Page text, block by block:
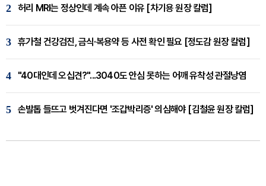
2 허리 MRI는 정상인데 계속 아픈 이유 [차기용 원장 칼럼]
3 휴가철 건강검진, 금식·복용약 등 사전 확인 필요 [정도감 원장 칼럼]
4 "40대인데 오십견?"...3040도 안심 못하는 어깨 유착성 관절낭염
5 손발톱 들뜨고 벗겨진다면 '조갑박리증' 의심해야 [김철윤 원장 칼럼]